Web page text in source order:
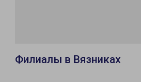
Филиалы в Вязниках